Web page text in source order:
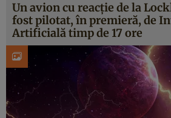
Un avion cu reacție de la
fost pilotat, în premieră, de
Artificială timp de 17 ore